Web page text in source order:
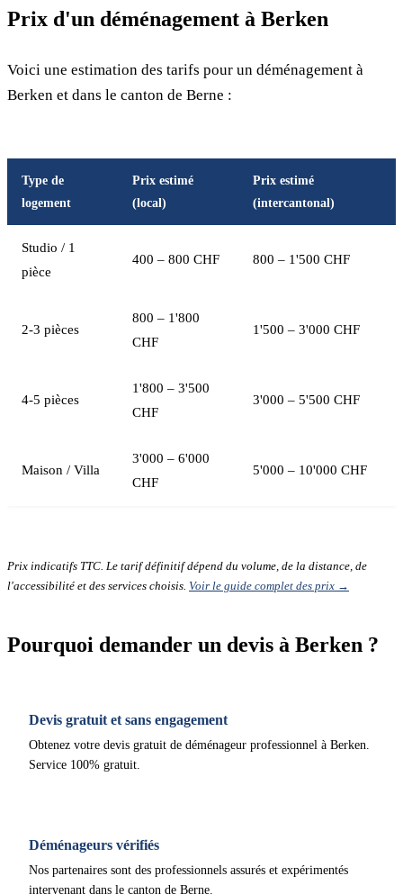
Prix d'un déménagement à Berken
Voici une estimation des tarifs pour un déménagement à
Berken et dans le canton de Berne :
Type de
logement
Prix estimé
(local)
Prix estimé
(intercantonal)
Studio / 1
pièce
400 – 800 CHF 800 – 1'500 CHF
2-3 pièces
800 – 1'800
CHF
1'500 – 3'000 CHF
4-5 pièces
1'800 – 3'500
CHF
3'000 – 5'500 CHF
Maison / Villa
3'000 – 6'000
CHF
5'000 – 10'000 CHF
Prix indicatifs TTC. Le tarif définitif dépend du volume, de la distance, de
l'accessibilité et des services choisis. Voir le guide complet des prix →
Pourquoi demander un devis à Berken ?
Devis gratuit et sans engagement
Obtenez votre devis gratuit de déménageur professionnel à Berken.
Service 100% gratuit.
Déménageurs vérifiés
Nos partenaires sont des professionnels assurés et expérimentés
intervenant dans le canton de Berne.